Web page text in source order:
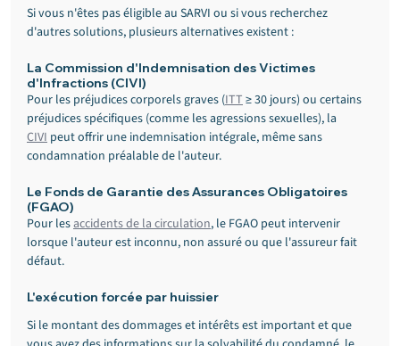
Si vous n'êtes pas éligible au SARVI ou si vous recherchez
d'autres solutions, plusieurs alternatives existent :
La Commission d'Indemnisation des Victimes
d'Infractions (CIVI)
Pour les préjudices corporels graves (ITT ≥ 30 jours) ou certains
préjudices spécifiques (comme les agressions sexuelles), la
CIVI peut offrir une indemnisation intégrale, même sans
condamnation préalable de l'auteur.
Le Fonds de Garantie des Assurances Obligatoires
(FGAO)
Pour les accidents de la circulation, le FGAO peut intervenir
lorsque l'auteur est inconnu, non assuré ou que l'assureur fait
défaut.
L'exécution forcée par huissier
Si le montant des dommages et intérêts est important et que